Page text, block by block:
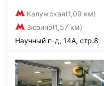
Калужская(1,09 км)
Зюзино(1,57 км)
Научный п-д, 14А, стр.8